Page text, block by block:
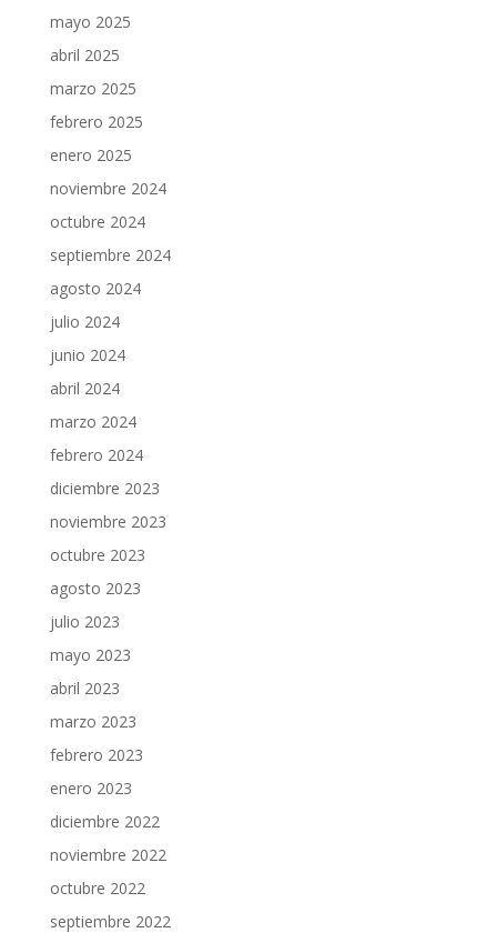
mayo 2025
abril 2025
marzo 2025
febrero 2025
enero 2025
noviembre 2024
octubre 2024
septiembre 2024
agosto 2024
julio 2024
junio 2024
abril 2024
marzo 2024
febrero 2024
diciembre 2023
noviembre 2023
octubre 2023
agosto 2023
julio 2023
mayo 2023
abril 2023
marzo 2023
febrero 2023
enero 2023
diciembre 2022
noviembre 2022
octubre 2022
septiembre 2022